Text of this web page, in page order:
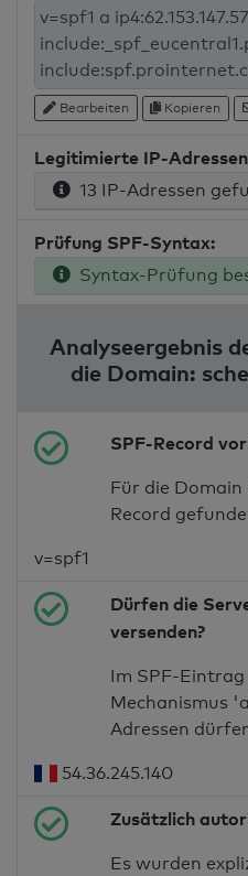
Bearbeiten Kopieren
Legitimierte IP-
13 IP-Adressen
Prüfung SPF-Syntax:
Syntax-Prüfung
Analyseergebnis
die Domain:
SPF-Record
Für die Domain
Record
v=spf1
Dürfen die
versenden?
Im SPF-
Mechanismus
Adressen
54.36.245.140
Zusätzlich
Es wurden